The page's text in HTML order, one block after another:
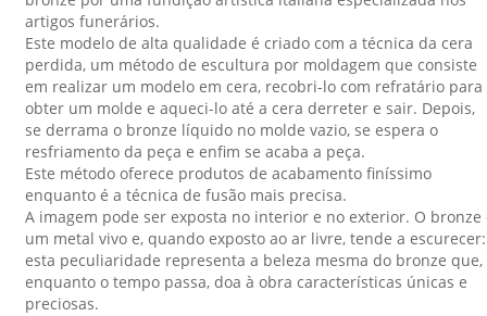
artigos funerários.
Este modelo de alta qualidade é criado com a técnica da cera
perdida, um método de escultura por moldagem que consiste
em realizar um modelo em cera, recobri-lo com refratário para
obter um molde e aqueci-lo até a cera derreter e sair. Depois,
se derrama o bronze líquido no molde vazio, se espera o
resfriamento da peça e enfim se acaba a peça.
Este método oferece produtos de acabamento finíssimo
enquanto é a técnica de fusão mais precisa.
A imagem pode ser exposta no interior e no exterior. O bronze
um metal vivo e, quando exposto ao ar livre, tende a escurecer:
esta peculiaridade representa a beleza mesma do bronze que,
enquanto o tempo passa, doa à obra características únicas e
preciosas.